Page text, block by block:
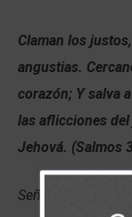
Claman los
angustias.
corazón; Y salva
las aflicciones
Jehová. (Salmos
Señor, fortalece